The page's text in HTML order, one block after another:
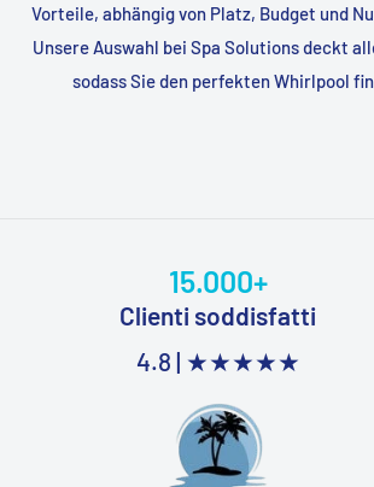
Vorteile, abhängig von Platz, Budget und
Unsere Auswahl bei Spa Solutions deckt
sodass Sie den perfekten Whirlpool
15.000+
Clienti soddisfatti
4.8 | ★★★★★